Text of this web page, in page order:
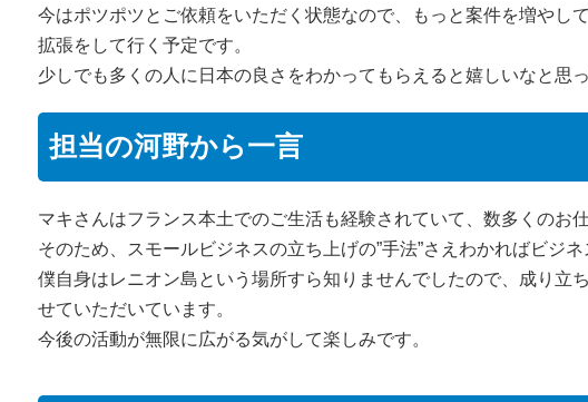
今はポツポツとご依頼をいただく状態なので、もっと案件を増やし
拡張をして行く予定です。
少しでも多くの人に日本の良さをわかってもらえると嬉しいなと思っ
担当の河野から一言
マキさんはフランス本土でのご生活も経験されていて、数多くのお
そのため、スモールビジネスの立ち上げの”手法”さえわかればビジ
僕自身はレニオン島という場所すら知りませんでしたので、成り立
せていただいています。
今後の活動が無限に広がる気がして楽しみです。